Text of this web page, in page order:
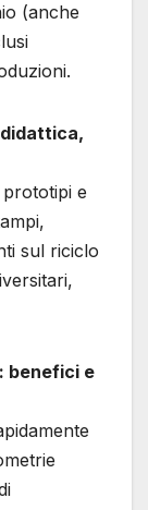
(anche
e
sul riciclo
benefici e